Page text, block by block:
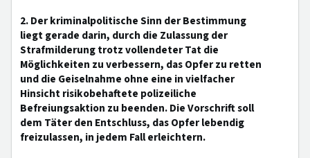
2. Der kriminalpolitische Sinn der Bestimmung
liegt gerade darin, durch die Zulassung der
Strafmilderung trotz vollendeter Tat die
Möglichkeiten zu verbessern, das Opfer zu retten
und die Geiselnahme ohne eine in vielfacher
Hinsicht risikobehaftete polizeiliche
Befreiungsaktion zu beenden. Die Vorschrift soll
dem Täter den Entschluss, das Opfer lebendig
freizulassen, in jedem Fall erleichtern.